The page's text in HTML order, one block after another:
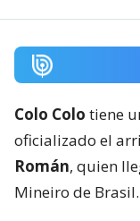
Colo Colo tiene
oficializado el
Román, quien
Mineiro de Brasil.